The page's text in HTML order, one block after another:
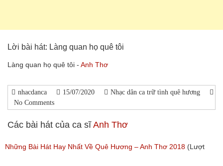
Lời bài hát: Làng quan họ quê tôi
Làng quan họ quê tôi - Anh Thơ
nhacdanca 15/07/2020
Nhạc dân ca trữ tình quê hương
No Comments
Các bài hát của ca sĩAnh Thơ
Những Bài Hát Hay Nhất Về Quê Hương – Anh Thơ 2018 (Lượt